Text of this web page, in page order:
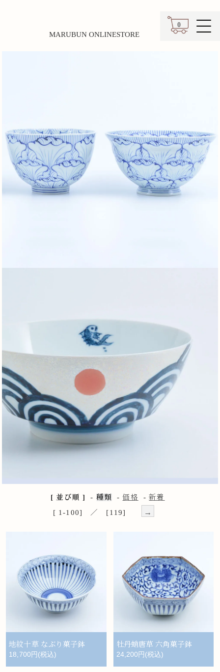
0
カート
MARUBUN ONLINESTORE
[ 並び順 ] - 種類 -価格 -新着
[ 1-100] ／ [119]
→
地紋十草 なぶり菓子鉢
18,700円(税込)
牡丹蛸唐草 六角菓子鉢
24,200円(税込)